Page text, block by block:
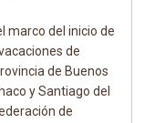
marco del inicio de
de
de Buenos
y Santiago del
de